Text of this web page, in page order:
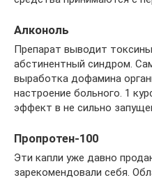
Алконоль
Препарат выводит
абстинентный синдром.
выработка дофамина
настроение больного. 1
эффект в не сильно
Пропротен-100
Эти капли уже давно
зарекомендовали себя.